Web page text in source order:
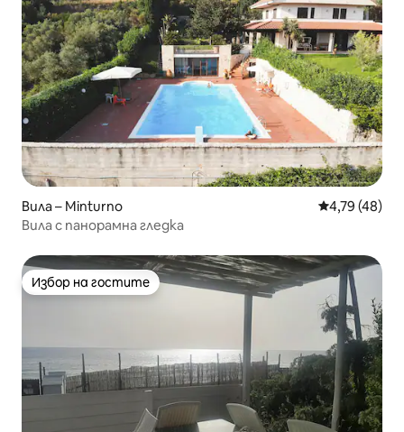
Вила – Minturno Средна
4,79 (48)
Вила с панорамна гледка
Избор на гостите
Избор на гостите